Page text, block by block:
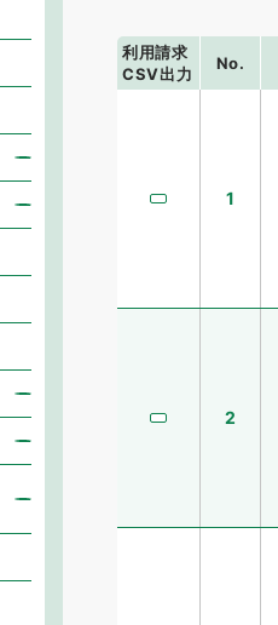
利用請求
CSV出力
No.
1
2